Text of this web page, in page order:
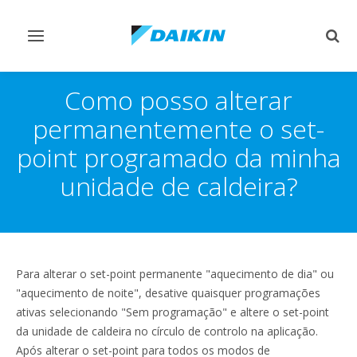
Comutar
Como posso alterar
permanentemente o set-
point programado da minha
unidade de caldeira?
Para alterar o set-point permanente "aquecimento de dia" ou
"aquecimento de noite", desative quaisquer programações
ativas selecionando "Sem programação" e altere o set-point
da unidade de caldeira no círculo de controlo na aplicação.
Após alterar o set-point para todos os modos de